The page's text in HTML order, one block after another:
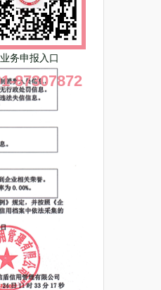
业务申报入口
87307872